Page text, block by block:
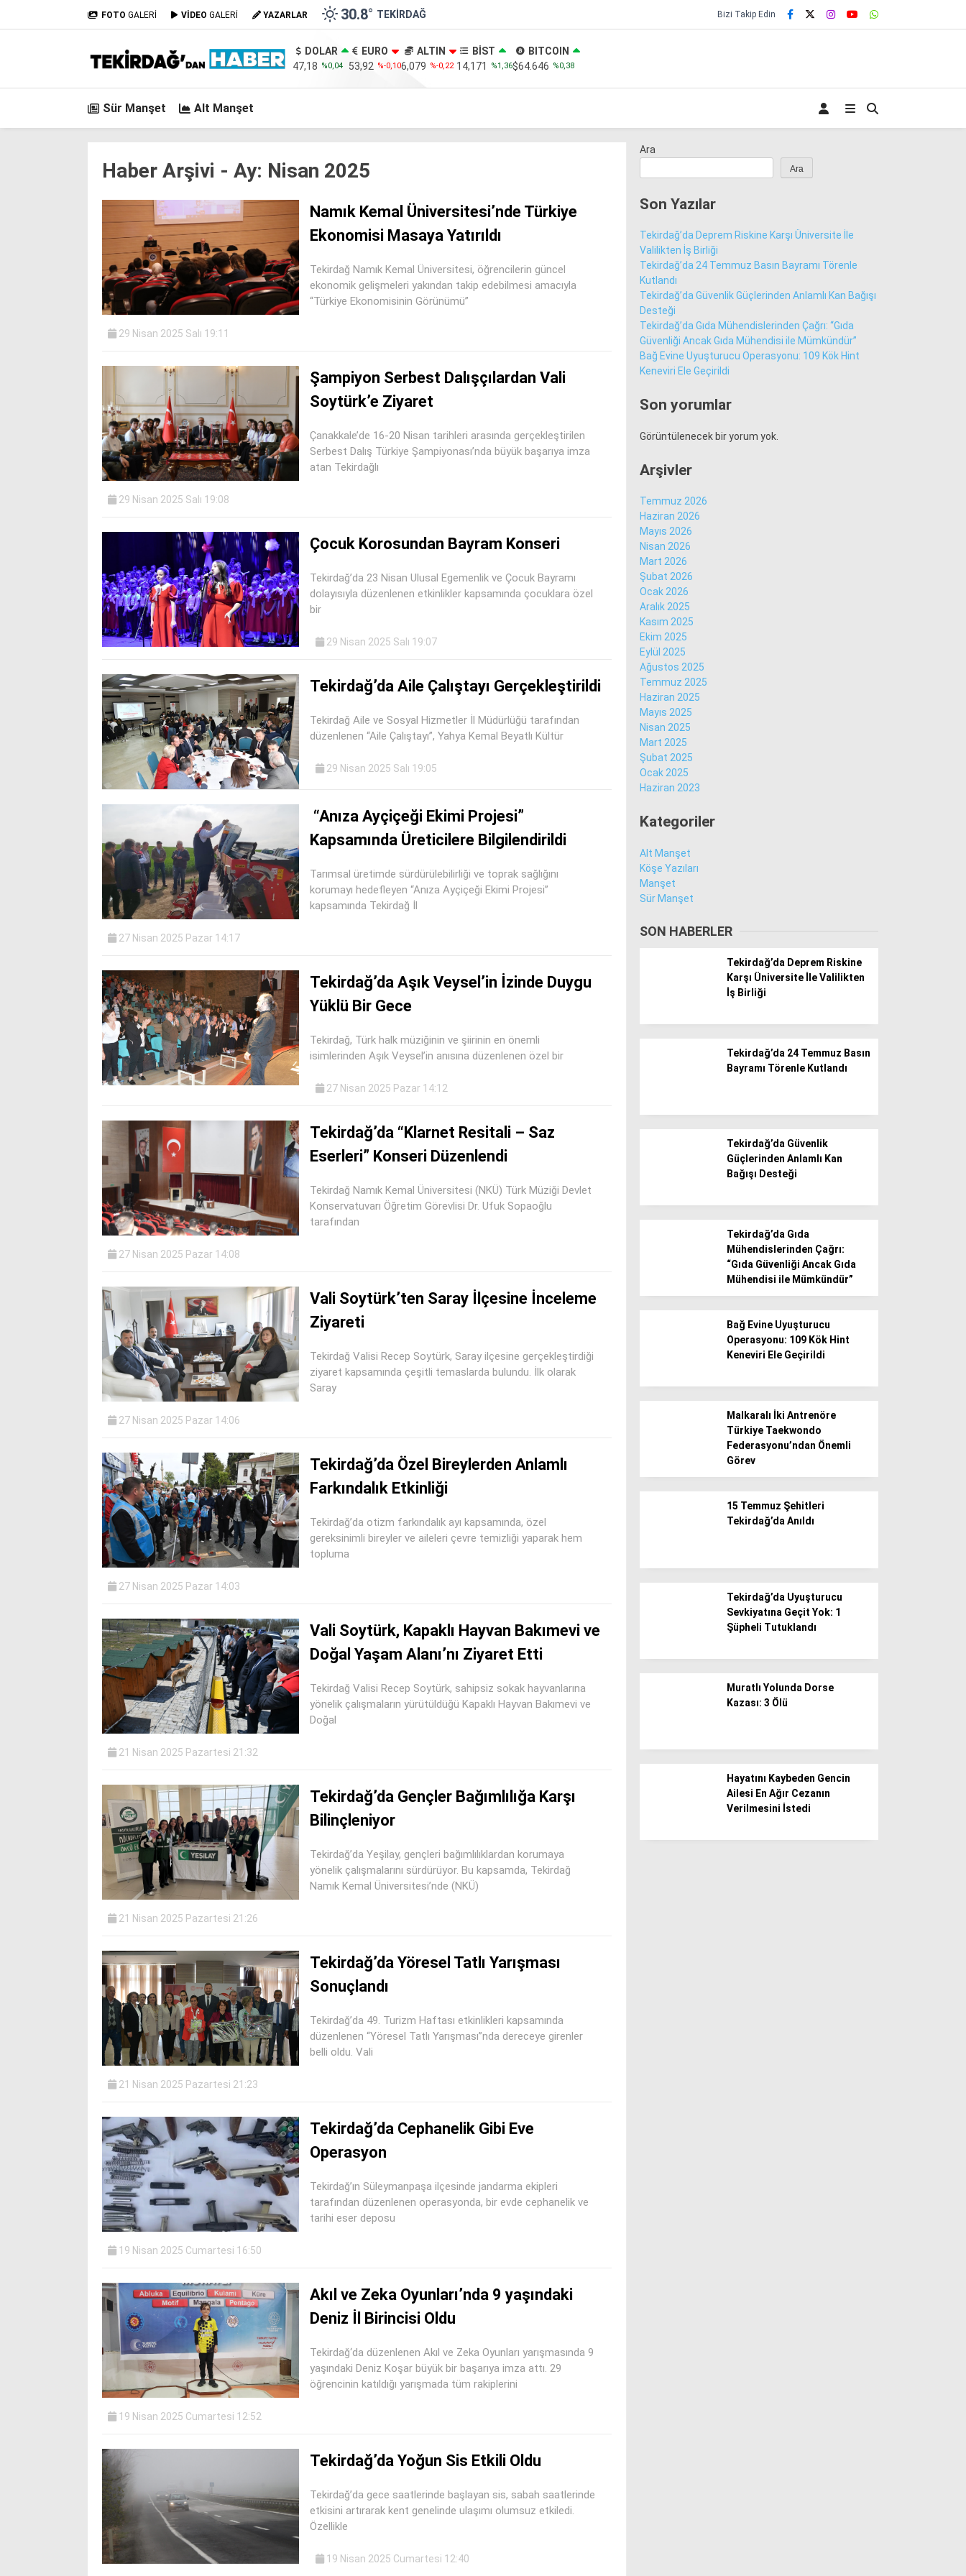
Sür Manşet
FOTO GALERİ VİDEO GALERİ YAZARLAR 30.8° TEKIRDAĞ Bizi Takip Edin
DOLAR
47,18 %0,04
EURO
53,92 %-0,10
ALTIN
6,079 %-0,22
BİST
14,171
%1,36
BITCOIN
$64.646 %0,38
Sür Manşet Alt Manşet
Haber Arşivi - Ay: Nisan 2025
Namık Kemal Üniversitesi’nde Türkiye
Ekonomisi Masaya Yatırıldı
Tekirdağ Namık Kemal Üniversitesi, öğrencilerin güncel
ekonomik gelişmeleri yakından takip edebilmesi amacıyla
“Türkiye Ekonomisinin Görünümü”
29 Nisan 2025 Salı 19:11
Şampiyon Serbest Dalışçılardan Vali
Soytürk’e Ziyaret
Çanakkale’de 16-20 Nisan tarihleri arasında gerçekleştirilen
Serbest Dalış Türkiye Şampiyonası’nda büyük başarıya imza
atan Tekirdağlı
29 Nisan 2025 Salı 19:08
Çocuk Korosundan Bayram Konseri
Tekirdağ’da 23 Nisan Ulusal Egemenlik ve Çocuk Bayramı
dolayısıyla düzenlenen etkinlikler kapsamında çocuklara özel
bir
29 Nisan 2025 Salı 19:07
Tekirdağ’da Aile Çalıştayı Gerçekleştirildi
Tekirdağ Aile ve Sosyal Hizmetler İl Müdürlüğü tarafından
düzenlenen “Aile Çalıştayı”, Yahya Kemal Beyatlı Kültür
29 Nisan 2025 Salı 19:05
“Anıza Ayçiçeği Ekimi Projesi”
Kapsamında Üreticilere Bilgilendirildi
Tarımsal üretimde sürdürülebilirliği ve toprak sağlığını
korumayı hedefleyen “Anıza Ayçiçeği Ekimi Projesi”
kapsamında Tekirdağ İl
27 Nisan 2025 Pazar 14:17
Tekirdağ’da Aşık Veysel’in İzinde Duygu
Yüklü Bir Gece
Tekirdağ, Türk halk müziğinin ve şiirinin en önemli
isimlerinden Aşık Veysel’in anısına düzenlenen özel bir
27 Nisan 2025 Pazar 14:12
Tekirdağ’da “Klarnet Resitali – Saz
Eserleri” Konseri Düzenlendi
Tekirdağ Namık Kemal Üniversitesi (NKÜ) Türk Müziği Devlet
Konservatuvarı Öğretim Görevlisi Dr. Ufuk Sopaoğlu
tarafından
27 Nisan 2025 Pazar 14:08
Vali Soytürk’ten Saray İlçesine İnceleme
Ziyareti
Tekirdağ Valisi Recep Soytürk, Saray ilçesine gerçekleştirdiği
ziyaret kapsamında çeşitli temaslarda bulundu. İlk olarak
Saray
27 Nisan 2025 Pazar 14:06
Tekirdağ’da Özel Bireylerden Anlamlı
Farkındalık Etkinliği
Tekirdağ’da otizm farkındalık ayı kapsamında, özel
gereksinimli bireyler ve aileleri çevre temizliği yaparak hem
topluma
27 Nisan 2025 Pazar 14:03
Vali Soytürk, Kapaklı Hayvan Bakımevi ve
Doğal Yaşam Alanı’nı Ziyaret Etti
Tekirdağ Valisi Recep Soytürk, sahipsiz sokak hayvanlarına
yönelik çalışmaların yürütüldüğü Kapaklı Hayvan Bakımevi ve
Doğal
21 Nisan 2025 Pazartesi 21:32
Tekirdağ’da Gençler Bağımlılığa Karşı
Bilinçleniyor
Tekirdağ’da Yeşilay, gençleri bağımlılıklardan korumaya
yönelik çalışmalarını sürdürüyor. Bu kapsamda, Tekirdağ
Namık Kemal Üniversitesi’nde (NKÜ)
21 Nisan 2025 Pazartesi 21:26
Tekirdağ’da Yöresel Tatlı Yarışması
Sonuçlandı
Tekirdağ’da 49. Turizm Haftası etkinlikleri kapsamında
düzenlenen “Yöresel Tatlı Yarışması”nda dereceye girenler
belli oldu. Vali
21 Nisan 2025 Pazartesi 21:23
Tekirdağ’da Cephanelik Gibi Eve
Operasyon
Tekirdağ’ın Süleymanpaşa ilçesinde jandarma ekipleri
tarafından düzenlenen operasyonda, bir evde cephanelik ve
tarihi eser deposu
19 Nisan 2025 Cumartesi 16:50
Akıl ve Zeka Oyunları’nda 9 yaşındaki
Deniz İl Birincisi Oldu
Tekirdağ‘da düzenlenen Akıl ve Zeka Oyunları yarışmasında 9
yaşındaki Deniz Koşar büyük bir başarıya imza attı. 29
öğrencinin katıldığı yarışmada tüm rakiplerini
19 Nisan 2025 Cumartesi 12:52
Tekirdağ’da Yoğun Sis Etkili Oldu
Tekirdağ’da gece saatlerinde başlayan sis, sabah saatlerinde
etkisini artırarak kent genelinde ulaşımı olumsuz etkiledi.
Özellikle
19 Nisan 2025 Cumartesi 12:40
Ara
Ara
Son Yazılar
Tekirdağ’da Deprem Riskine Karşı Üniversite İle
Valilikten İş Birliği
Tekirdağ’da 24 Temmuz Basın Bayramı Törenle
Kutlandı
Tekirdağ’da Güvenlik Güçlerinden Anlamlı Kan Bağışı
Desteği
Tekirdağ’da Gıda Mühendislerinden Çağrı: “Gıda
Güvenliği Ancak Gıda Mühendisi ile Mümkündür”
Bağ Evine Uyuşturucu Operasyonu: 109 Kök Hint
Keneviri Ele Geçirildi
Son yorumlar
Görüntülenecek bir yorum yok.
Arşivler
Temmuz 2026
Haziran 2026
Mayıs 2026
Nisan 2026
Mart 2026
Şubat 2026
Ocak 2026
Aralık 2025
Kasım 2025
Ekim 2025
Eylül 2025
Ağustos 2025
Temmuz 2025
Haziran 2025
Mayıs 2025
Nisan 2025
Mart 2025
Şubat 2025
Ocak 2025
Haziran 2023
Kategoriler
Alt Manşet
Köşe Yazıları
Manşet
Sür Manşet
SON HABERLER
Tekirdağ’da Deprem Riskine
Karşı Üniversite İle Valilikten
İş Birliği
Tekirdağ’da 24 Temmuz Basın
Bayramı Törenle Kutlandı
Tekirdağ’da Güvenlik
Güçlerinden Anlamlı Kan
Bağışı Desteği
Tekirdağ’da Gıda
Mühendislerinden Çağrı:
“Gıda Güvenliği Ancak Gıda
Mühendisi ile Mümkündür”
Bağ Evine Uyuşturucu
Operasyonu: 109 Kök Hint
Keneviri Ele Geçirildi
Malkaralı İki Antrenöre
Türkiye Taekwondo
Federasyonu’ndan Önemli
Görev
15 Temmuz Şehitleri
Tekirdağ’da Anıldı
Tekirdağ’da Uyuşturucu
Sevkiyatına Geçit Yok: 1
Şüpheli Tutuklandı
Muratlı Yolunda Dorse
Kazası: 3 Ölü
Hayatını Kaybeden Gencin
Ailesi En Ağır Cezanın
Verilmesini İstedi